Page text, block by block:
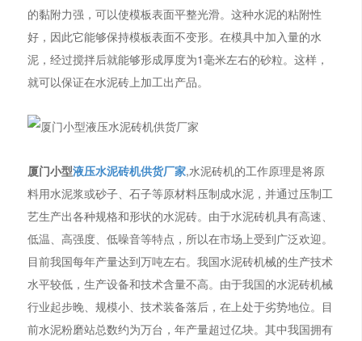
的黏附力强，可以使模板表面平整光滑。这种水泥的粘附性
好，因此它能够保持模板表面不变形。在模具中加入量的水
泥，经过搅拌后就能够形成厚度为1毫米左右的砂粒。这样，
就可以保证在水泥砖上加工出产品。
厦门小型液压水泥砖机供货厂家,水泥砖机的工作原理是将原
料用水泥浆或砂子、石子等原材料压制成水泥，并通过压制工
艺生产出各种规格和形状的水泥砖。由于水泥砖机具有高速、
低温、高强度、低噪音等特点，所以在市场上受到广泛欢迎。
目前我国每年产量达到万吨左右。我国水泥砖机械的生产技术
水平较低，生产设备和技术含量不高。由于我国的水泥砖机械
行业起步晚、规模小、技术装备落后，在上处于劣势地位。目
前水泥粉磨站总数约为万台，年产量超过亿块。其中我国拥有